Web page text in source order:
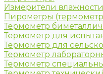
Измерители
Пирометры
Термометр
Термометр для
Термометр для
Термометр
Термометр